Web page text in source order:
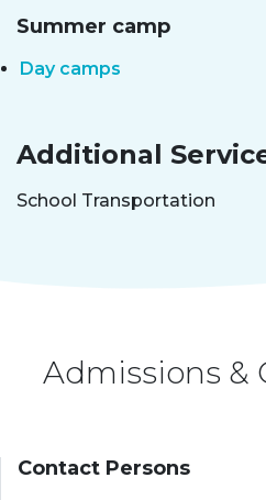
Summer camp
Day camps
Additional
School Transportation
Admissions &
Contact Persons